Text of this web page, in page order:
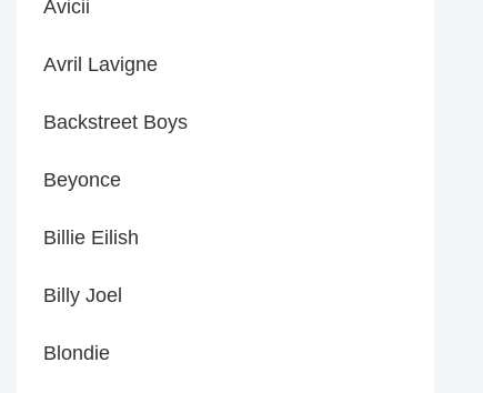
Avicii
Avril Lavigne
Backstreet Boys
Beyonce
Billie Eilish
Billy Joel
Blondie